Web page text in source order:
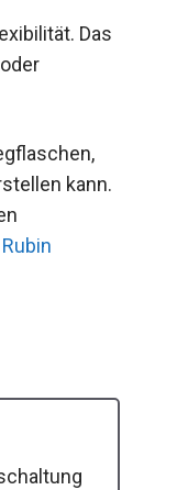
Das
kann.